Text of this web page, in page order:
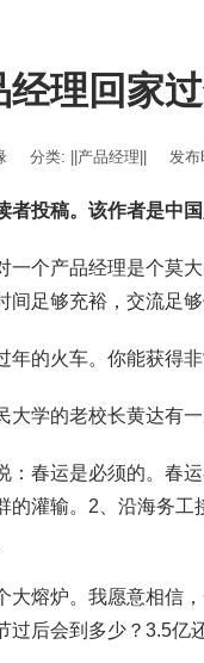
经理回家
分类: ||产品经理|| 发布
者投稿。该作者是中
一个产品经理是个莫
间足够充裕，交流足够
年的火车。你能获得
大学的老校长黄达有
：春运是必须的。春
的灌输。2、沿海务
大熔炉。我愿意相信
过后会到多少？3.5亿